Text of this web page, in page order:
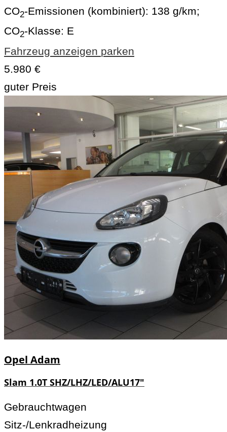
CO2-Emissionen (kombiniert): 138 g/km;
CO2-Klasse: E
Fahrzeug anzeigen parken
5.980 €
guter Preis
Opel Adam
Slam 1.0T SHZ/LHZ/LED/ALU17"
Gebrauchtwagen
Sitz-/Lenkradheizung